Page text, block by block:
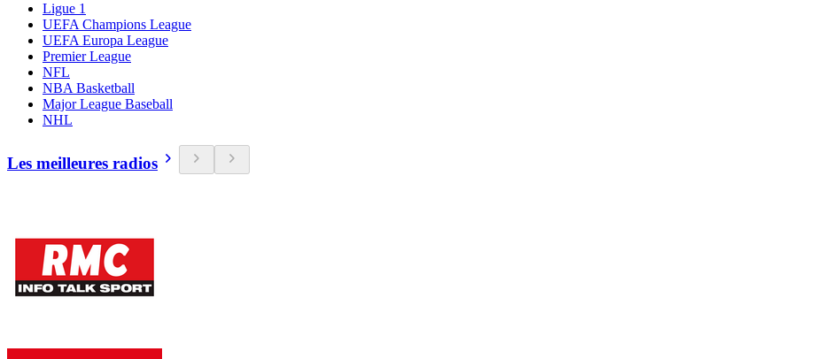
Ligue 1
UEFA Champions League
UEFA Europa League
Premier League
NFL
NBA Basketball
Major League Baseball
NHL
Les meilleures radios